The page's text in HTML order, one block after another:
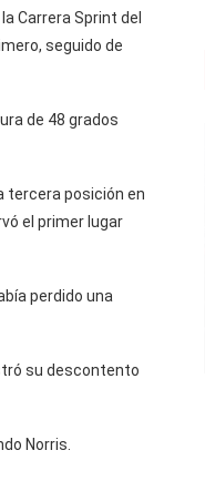
Carrera Sprint del
seguido de
de 48 grados
tercera posición en
el primer lugar
perdido una
su descontento
Norris.